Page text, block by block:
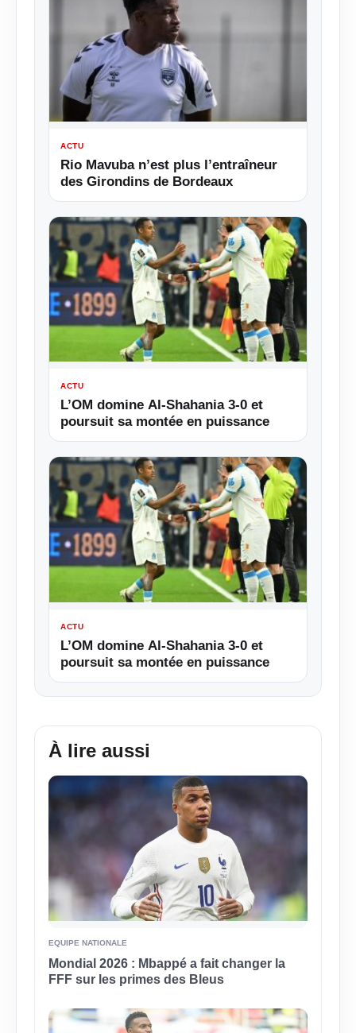
ACTU
Rio Mavuba n’est plus l’entraîneur
des Girondins de Bordeaux
ACTU
L’OM domine Al-Shahania 3-0 et
poursuit sa montée en puissance
ACTU
L’OM domine Al-Shahania 3-0 et
poursuit sa montée en puissance
À lire aussi
EQUIPE NATIONALE
Mondial 2026 : Mbappé a fait changer la
FFF sur les primes des Bleus